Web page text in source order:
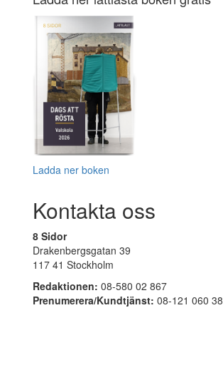
Ladda ner boken
Kontakta oss
8 Sidor
Drakenbergsgatan 39
117 41 Stockholm
Redaktionen: 08-580 02 867
Prenumerera/Kundtjänst: 08-121 060 38